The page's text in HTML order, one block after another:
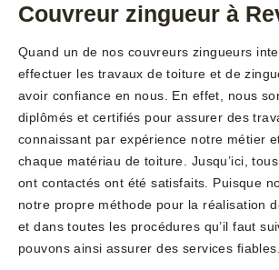
Couvreur zingueur à
Quand un de nos couvreurs zingueurs
effectuer les travaux de toiture et de
avoir confiance en nous. En effet, nous
diplômés et certifiés pour assurer des
connaissant par expérience notre métier
chaque matériau de toiture. Jusqu’ici,
ont contactés ont été satisfaits. Puisque
notre propre méthode pour la réalisation
et dans toutes les procédures qu’il faut
pouvons ainsi assurer des services fiables.